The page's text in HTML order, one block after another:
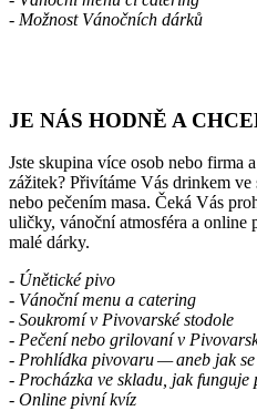
- Možnost Vánočních dárků
JE NÁS HODNĚ A
Jste skupina více osob nebo firma
zážitek? Přivítáme Vás drinkem
nebo pečením masa. Čeká Vás
uličky, vánoční atmosféra a
malé dárky.
- Únětické pivo
- Vánoční menu a catering
- Soukromí v Pivovarské stodole
- Pečení nebo grilovaní v
- Prohlídka pivovaru — aneb jak
- Procházka ve skladu, jak
- Online pivní kvíz